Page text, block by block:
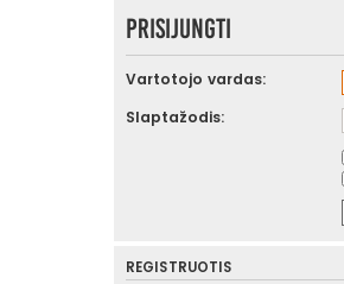
Prisijungti
Vartotojo vardas:
Slaptažodis:
REGISTRUOTIS